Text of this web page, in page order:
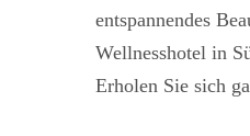
entspannendes
Wellnesshotel in
Erholen Sie sich